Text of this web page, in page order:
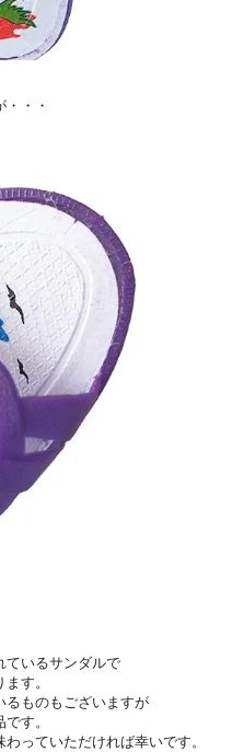
・・
ているサンダルで
す。
るものもございますが
す。
っていただければ幸いです。